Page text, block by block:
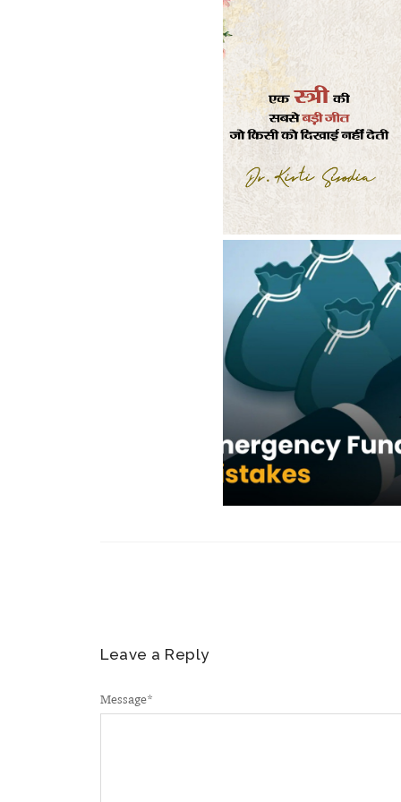
Leave a Reply
Message*